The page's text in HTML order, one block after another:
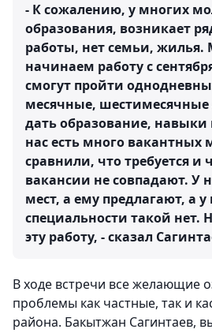
- К сожалению, у многих
образования, возникает
работы, нет семьи,
начинаем работу с
смогут пройти
месячные, шестимесячные
дать образование,
нас есть много вакантных
сравнили, что требуется и
вакансии не совпадают. У
мест, а ему предлагают, а у
специальности такой нет.
эту работу, - сказал
В ходе встречи все желающие
проблемы как частные, так и
района. Бакытжан Сагинтаев,